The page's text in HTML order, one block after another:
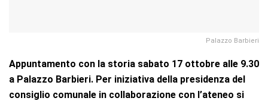
Palazzo Barbieri
Appuntamento con la storia sabato 17 ottobre alle 9.30
a Palazzo Barbieri. Per iniziativa della presidenza del
consiglio comunale in collaborazione con l’ateneo si